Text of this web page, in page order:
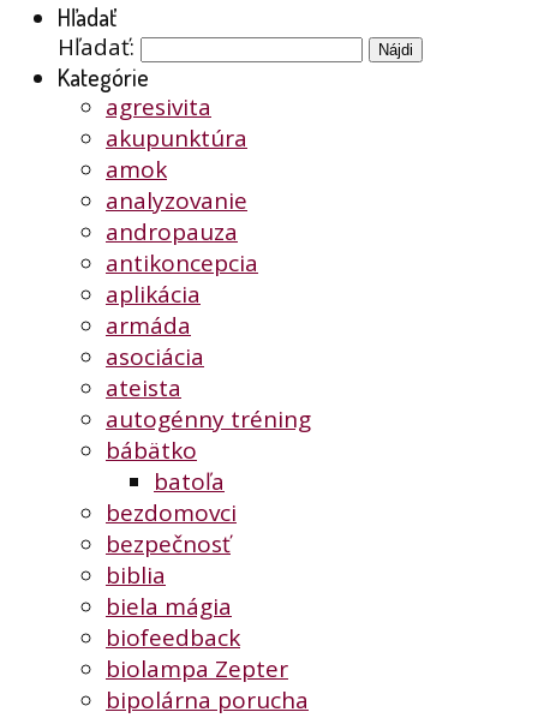
Hľadať
Hľadať:
Kategórie
agresivita
akupunktúra
amok
analyzovanie
andropauza
antikoncepcia
aplikácia
armáda
asociácia
ateista
autogénny tréning
bábätko
batoľa
bezdomovci
bezpečnosť
biblia
biela mágia
biofeedback
biolampa Zepter
bipolárna porucha